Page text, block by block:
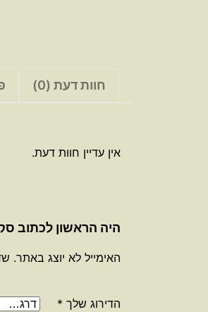
חוות דעת (0)
אין עדיין חוות דעת.
היה הראשון לכתוב
האימייל לא יוצג באתר.
הדירוג שלך *